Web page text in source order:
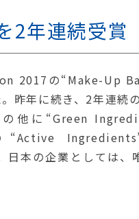
年連続受賞
2017の“Make-Up
年に続き、2年連続の
他に“Green
本の企業としては、